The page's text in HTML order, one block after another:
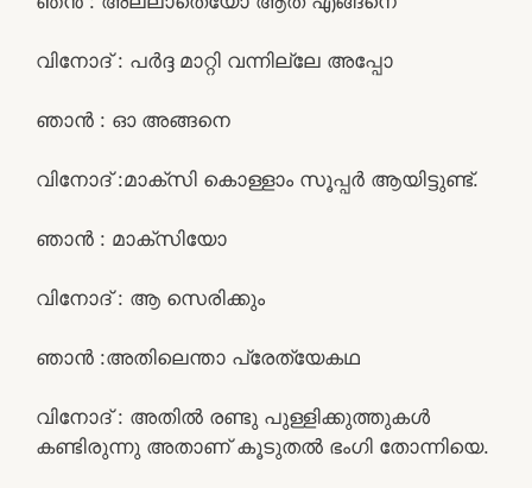
വിനോദ് : പർദ്ദ മാറ്റി വന്നില്ലേ അപ്പോ
ഞാൻ : ഓ അങ്ങനെ
വിനോദ് :മാക്സി കൊള്ളാം സൂപ്പർ ആയിട്ടുണ്ട്.
ഞാൻ : മാക്സിയോ
വിനോദ് : ആ സെരിക്കും
ഞാൻ :അതിലെന്താ പ്രേത്യേകഥ
വിനോദ് : അതിൽ രണ്ടു പുള്ളിക്കുത്തുകൾ
കണ്ടിരുന്നു അതാണ് കൂടുതൽ ഭംഗി തോന്നിയെ.